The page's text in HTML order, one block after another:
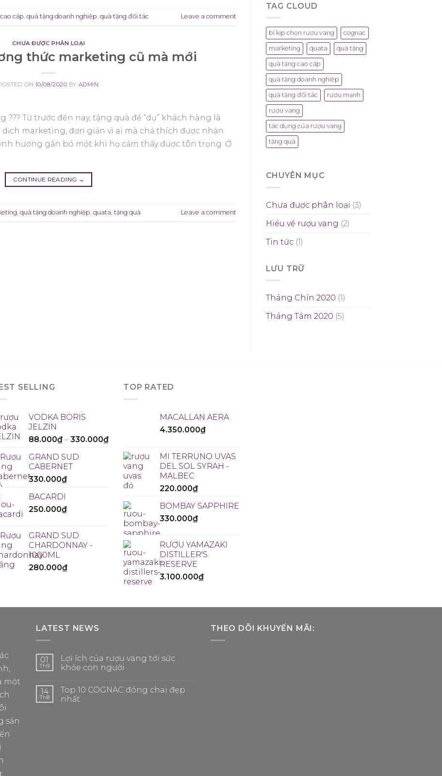
cấp quà tặng doanh nghiệp quà tặng đối tác Leave a comment
CHƯA ĐƯỢC PHÂN LOẠI
thức marketing cũ mà mới
ON 10/08/2020 BY ADMIN
Từ trước đến nay, tặng quà để “dụ” khách hàng là
dịch marketing, đơn giản vì ai mà chả thích được nhận
hướng gắn bó một khi họ cảm thấy được tôn trọng. Ở
CONTINUE READING →
, quà tặng doanh nghiệp, quata, tặng quà Leave a comment
TAG CLOUD
bí kịp chọn rượu vang cognac
marketing quata quà tặng
quà tặng cao cấp
quà tặng doanh nghiệp
quà tặng đối tác rượu mạnh
rượu vang
tác dụng của rượu vang
tặng quà
CHUYÊN MỤC
Chưa được phân loại (3)
Hiểu về rượu vang (2)
Tin tức(1)
LƯU TRỮ
Tháng Chín 2020 (1)
Tháng Tám 2020 (5)
SELLING
VODKA BORIS
JELZIN
88.000₫ – 330.000₫
GRAND SUD
CABERNET
330.000₫
BACARDI
250.000₫
GRAND SUD
CHARDONNAY -
1000ML
280.000₫
TOP RATED
MACALLAN AERA
4.350.000₫
MI TERRUNO UVAS
DEL SOL SYRAH -
MALBEC
220.000₫
BOMBAY SAPPHIRE
330.000₫
RƯỢU YAMAZAKI
DISTILLER'S
RESERVE
3.100.000₫
một
sản
LATEST NEWS
01
Th9
Lợi ích của rượu vang tới sức
khỏe con người
14
Th8
Top 10 COGNAC đóng chai đẹp
nhất
THEO DÕI KHUYẾN MÃI: